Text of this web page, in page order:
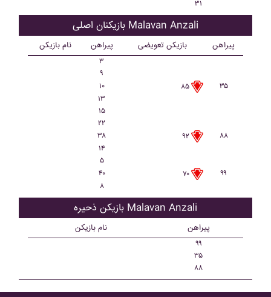
۳۱
بازیکنان اصلی Malavan Anzali
نام بازیکن پیراهن بازیکن تعویضی پیراهن
۳
۹
۱۰
۸۵
۳۵
۱۳
۱۵
۲۲
۳۸
۹۲
۸۸
۱۴
۵
۴۰
۷۰
۹۹
۸
بازیکن ذحیره Malavan Anzali
نام بازیکن پیراهن
۹۹
۳۵
۸۸